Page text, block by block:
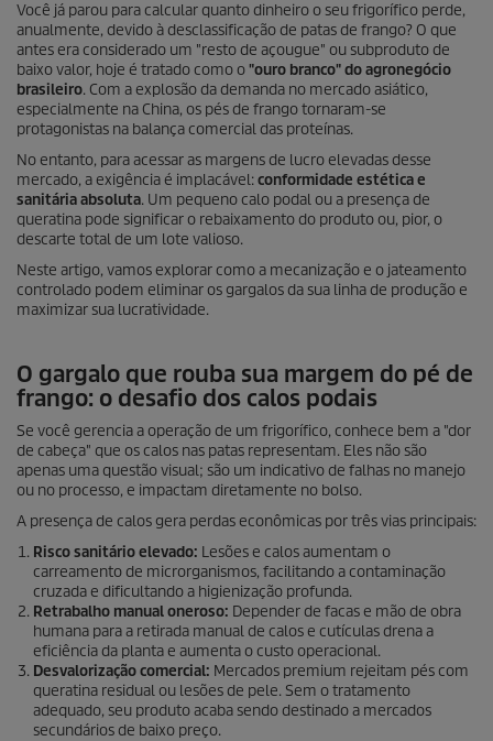
Você já parou para calcular quanto dinheiro o seu frigorífico perde,
anualmente, devido à desclassificação de patas de frango? O que
antes era considerado um "resto de açougue" ou subproduto de
baixo valor, hoje é tratado como o"ouro branco" do agronegócio
brasileiro. Com a explosão da demanda no mercado asiático,
especialmente na China, os pés de frango tornaram-se
protagonistas na balança comercial das proteínas.
No entanto, para acessar as margens de lucro elevadas desse
mercado, a exigência é implacável:conformidade estética e
sanitária absoluta. Um pequeno calo podal ou a presença de
queratina pode significar o rebaixamento do produto ou, pior, o
descarte total de um lote valioso.
Neste artigo, vamos explorar como a mecanização e o jateamento
controlado podem eliminar os gargalos da sua linha de produção e
maximizar sua lucratividade.
O gargalo que rouba sua margem do pé de
frango: o desafio dos calos podais
Se você gerencia a operação de um frigorífico, conhece bem a "dor
de cabeça" que os calos nas patas representam. Eles não são
apenas uma questão visual; são um indicativo de falhas no manejo
ou no processo, e impactam diretamente no bolso.
A presença de calos gera perdas econômicas por três vias principais:
Risco sanitário elevado: Lesões e calos aumentam o
carreamento de microrganismos, facilitando a contaminação
cruzada e dificultando a higienização profunda.
Retrabalho manual oneroso: Depender de facas e mão de obra
humana para a retirada manual de calos e cutículas drena a
eficiência da planta e aumenta o custo operacional.
Desvalorização comercial: Mercados premium rejeitam pés com
queratina residual ou lesões de pele. Sem o tratamento
adequado, seu produto acaba sendo destinado a mercados
secundários de baixo preço.